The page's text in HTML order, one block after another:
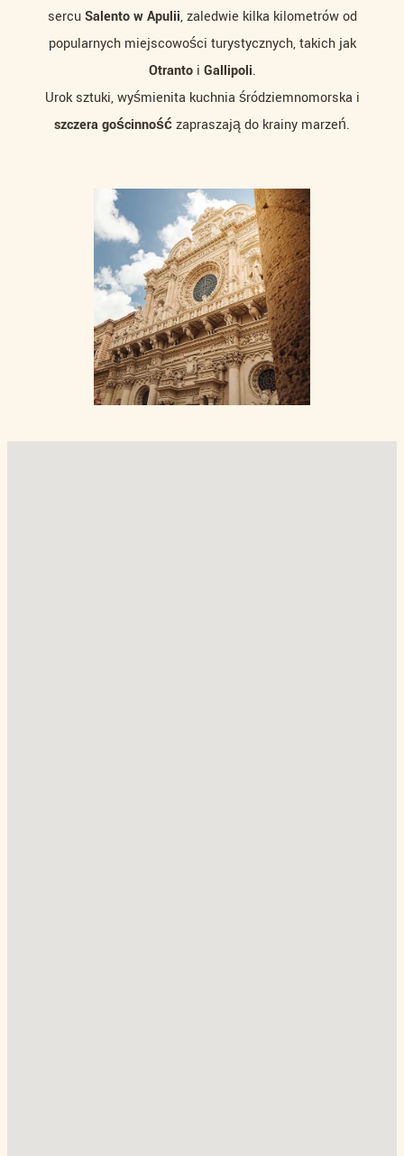
sercu Salento w Apulii, zaledwie kilka kilometrów od
popularnych miejscowości turystycznych, takich jak
Otrantoi Gallipoli.
Urok sztuki, wyśmienita kuchnia śródziemnomorska i
szczera gościnność zapraszają do krainy marzeń.